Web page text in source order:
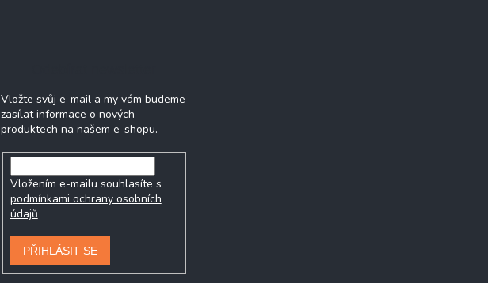
Vložte svůj e-mail a my vám budeme
zasílat informace o nových
produktech na našem e-shopu.
Vložením e-mailu souhlasíte s
podmínkami ochrany osobních
údajů
PŘIHLÁSIT SE